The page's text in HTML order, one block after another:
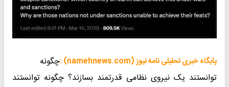
پایگاه خبری تحلیلی نامه نیوز (namehnews.com) :
چگونه
توانستند یک نیروی نظامی قدرتمند بسازند؟ چگونه توانستند